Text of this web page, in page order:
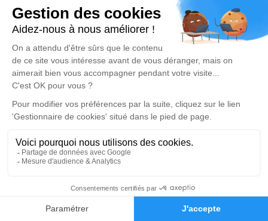
Faire-part Hommages
anecdote ou exprimer vos pensées à travers des
poèmes ou des textes. Cet endroit est un lieu
d'expression dédié à honorer la mémoire d’Eric
PREVOST.
Un service de plantation d’arbre hommage est
disponible ici.
Je rends hommage
Cérémonie
Valence Romans Crématorium 650 Chemin de
Clairac